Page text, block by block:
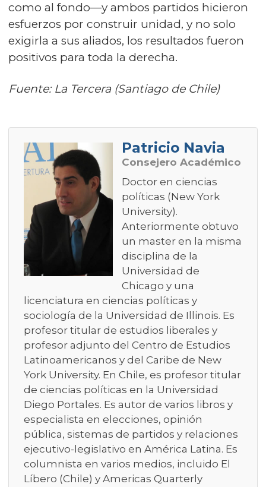
como al fondo—y ambos partidos hicieron
esfuerzos por construir unidad, y no solo
exigirla a sus aliados, los resultados fueron
positivos para toda la derecha.
Fuente: La Tercera (Santiago de Chile)
Patricio Navia
Consejero Académico
Doctor en ciencias
políticas (New York
University).
Anteriormente obtuvo
un master en la misma
disciplina de la
Universidad de
Chicago y una
licenciatura en ciencias políticas y
sociología de la Universidad de Illinois. Es
profesor titular de estudios liberales y
profesor adjunto del Centro de Estudios
Latinoamericanos y del Caribe de New
York University. En Chile, es profesor titular
de ciencias políticas en la Universidad
Diego Portales. Es autor de varios libros y
especialista en elecciones, opinión
pública, sistemas de partidos y relaciones
ejecutivo-legislativo en América Latina. Es
columnista en varios medios, incluido El
Líbero (Chile) y Americas Quarterly